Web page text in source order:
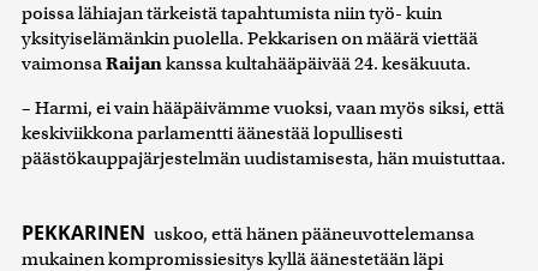
poissa lähiajan tärkeistä tapahtumista niin työ- kuin
yksityiselämänkin puolella. Pekkarisen on määrä viettää
vaimonsaRaijankanssa kultahääpäivää 24. kesäkuuta.
– Harmi, ei vain hääpäivämme vuoksi, vaan myös siksi, että
keskiviikkona parlamentti äänestää lopullisesti
päästökauppajärjestelmän uudistamisesta, hän muistuttaa.
PEKKARINEN uskoo, että hänen pääneuvottelemansa
mukainen kompromissiesitys kyllä äänestetään läpi